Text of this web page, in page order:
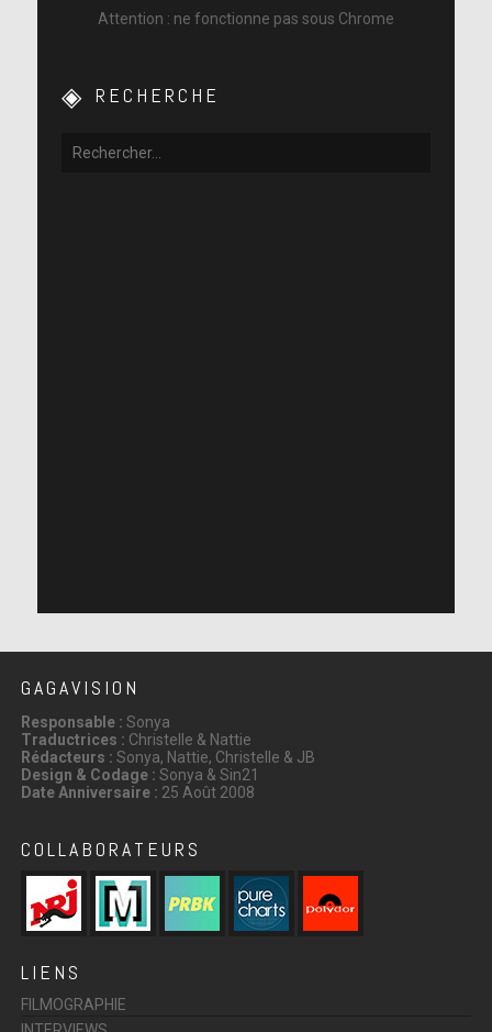
Attention : ne fonctionne pas sous Chrome
RECHERCHE
GAGAVISION
Responsable : Sonya
Traductrices : Christelle & Nattie
Rédacteurs : Sonya, Nattie, Christelle & JB
Design & Codage : Sonya & Sin21
Date Anniversaire : 25 Août 2008
COLLABORATEURS
LIENS
FILMOGRAPHIE